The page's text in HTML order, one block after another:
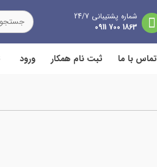
شماره پشتیبانی 24/7
1863 700 0911
تماس با ما ثبت نام همکار ورود